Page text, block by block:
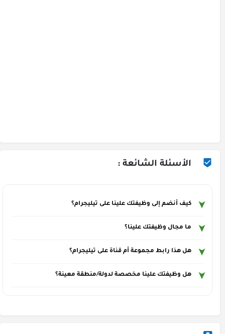
الأسئلة الشائعة :
كيف أنضم إلى وظيفتك علينا على تيليجرام؟
ما مجال وظيفتك علينا؟
هل هذا رابط مجموعة أم قناة على تيليجرام؟
هل وظيفتك علينا مخصصة لدولة/منطقة معينة؟